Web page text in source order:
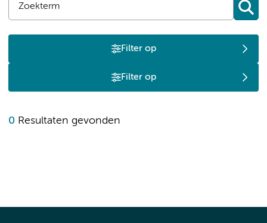
Filter op
Filter op
0 Resultaten gevonden